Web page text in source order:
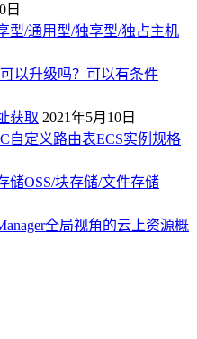
日
型/通用型/独享型/独占主机
以升级吗？可以有条件
获取 2021年5月10日
自定义路由表ECS实例规格
储OSS/块存储/文件存储
全局视角的云上资源概